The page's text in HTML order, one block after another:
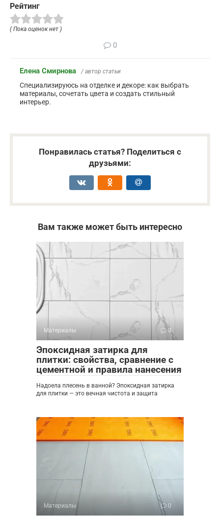
Рейтинг
( Пока оценок нет )
0
Елена Смирнова / автор статьи
Специализируюсь на отделке и декоре: как выбрать
материалы, сочетать цвета и создать стильный
интерьер.
Понравилась статья? Поделиться с
друзьями:
Вам также может быть интересно
Материалы 0
Эпоксидная затирка для
плитки: свойства, сравнение с
цементной и правила нанесения
Надоела плесень в ванной? Эпоксидная затирка
для плитки — это вечная чистота и защита
Материалы 0